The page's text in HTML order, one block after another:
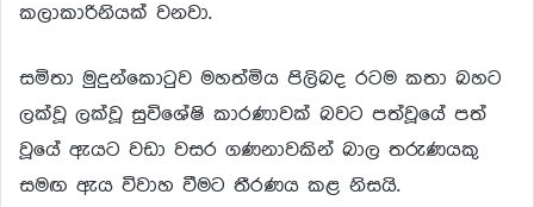
කලාකාරිනියක් වනවා.
සමිතා මුදුන්කොටුව මහත්මිය පිලිබද රටම කතා බහට
ලක්වූ ලක්වූ සුවිශේෂි කාරණාවක් බවට පත්වූයේ පත්
වූයේ ඇයට වඩා වසර ගණනාවකින් බාල තරුණයකු
සමඟ ඇය විවාහ වීමට තීරණය කළ නිසයි.